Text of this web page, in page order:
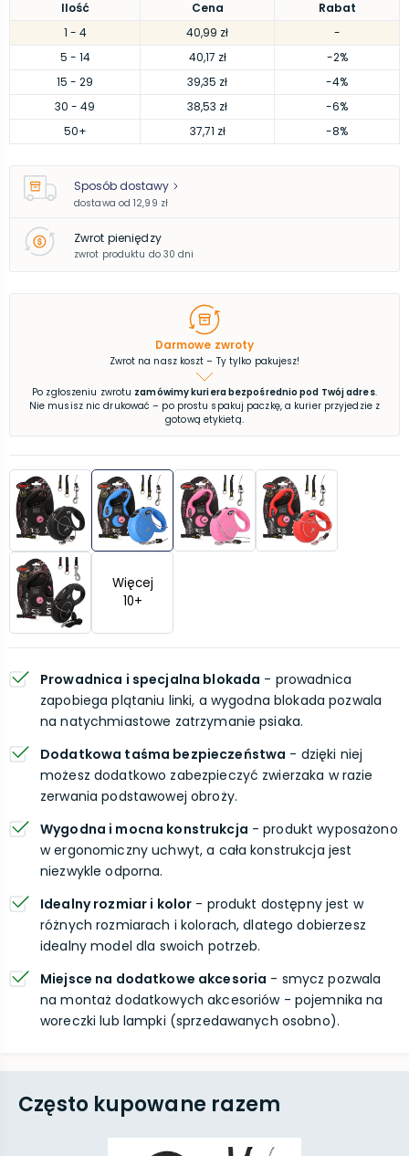
Ilość Cena
Rabat
1 - 4 40,99 zł
-
5 - 14 40,17 zł
-2%
15 - 29 39,35 zł
-4%
30 - 49 38,53 zł
-6%
50+ 37,71 zł -8%
Sposób dostawy
dostawa od 12,99 zł
Zwrot pieniędzy
zwrot produktu do 30 dni
Darmowe zwroty
Zwrot na nasz koszt – Ty tylko pakujesz!
Po zgłoszeniu zwrotu zamówimy kuriera bezpośrednio pod Twój adres.
Nie musisz nic drukować – po prostu spakuj paczkę, a kurier przyjedzie z
gotową etykietą.
Więcej
10+
Prowadnica i specjalna blokada - prowadnica
zapobiega plątaniu linki, a wygodna blokada pozwala
na natychmiastowe zatrzymanie psiaka.
Dodatkowa taśma bezpieczeństwa - dzięki niej
możesz dodatkowo zabezpieczyć zwierzaka w razie
zerwania podstawowej obroży.
Wygodna i mocna konstrukcja - produkt wyposażono
w ergonomiczny uchwyt, a cała konstrukcja jest
niezwykle odporna.
Idealny rozmiar i kolor - produkt dostępny jest w
różnych rozmiarach i kolorach, dlatego dobierzesz
idealny model dla swoich potrzeb.
Miejsce na dodatkowe akcesoria - smycz pozwala
na montaż dodatkowych akcesoriów - pojemnika na
woreczki lub lampki (sprzedawanych osobno).
Często kupowane razem